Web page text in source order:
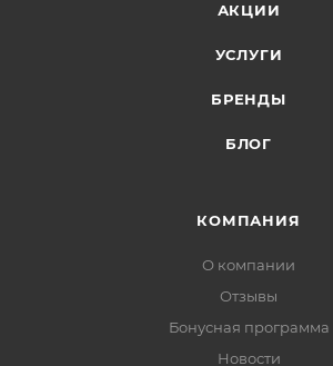
АКЦИИ
УСЛУГИ
БРЕНДЫ
БЛОГ
КОМПАНИЯ
О компании
Отзывы
Бонусная программа
Новости